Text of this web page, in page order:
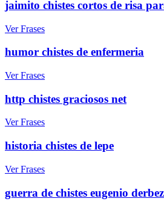
jaimito chistes cortos de risa
Ver Frases
humor chistes de enfermeria
Ver Frases
http chistes graciosos net
Ver Frases
historia chistes de lepe
Ver Frases
guerra de chistes eugenio derbez